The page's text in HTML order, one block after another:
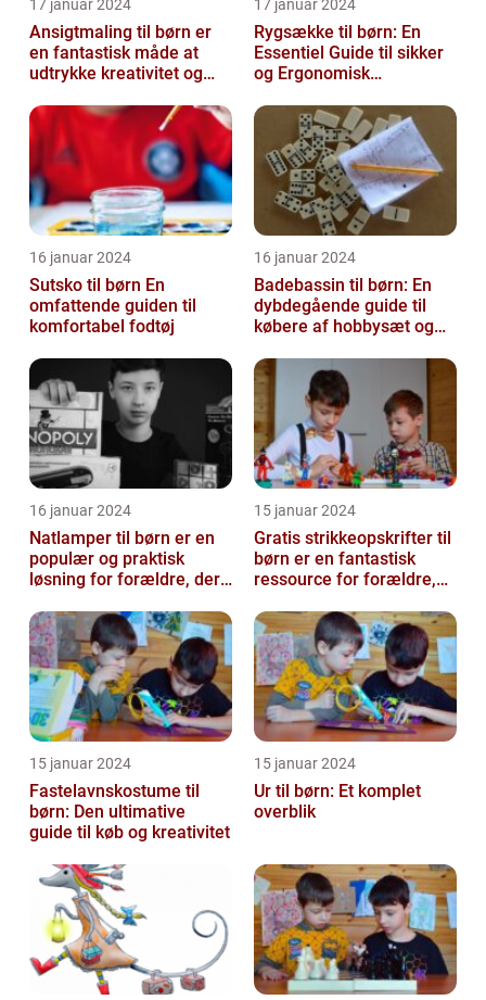
17 januar 2024
Ansigtmaling til børn er
en fantastisk måde at
udtrykke kreativitet og
17 januar 2024
Rygsække til børn: En
Essentiel Guide til sikker
og Ergonomisk
16 januar 2024
Sutsko til børn En
omfattende guiden til
komfortabel fodtøj
16 januar 2024
Badebassin til børn: En
dybdegående guide til
købere af hobbysæt og
16 januar 2024
Natlamper til børn er en
populær og praktisk
løsning for forældre, der
beroligend...
15 januar 2024
Gratis strikkeopskrifter til
børn er en fantastisk
ressource for forældre,
strikke...
15 januar 2024
Fastelavnskostume til
børn: Den ultimative
guide til køb og kreativitet
15 januar 2024
Ur til børn: Et komplet
overblik